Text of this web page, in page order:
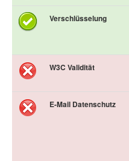
Verschlüsselung
W3C Validität
E-Mail Datenschutz